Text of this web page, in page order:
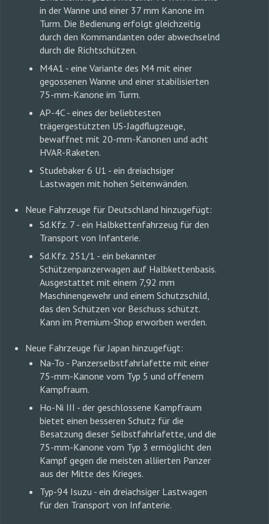
in der Wanne und einer 37 mm Kanone im
Turm. Die Bedienung erfolgt gleichzeitig
durch den Kommandanten oder abwechselnd
durch die Richtschützen.
M4A1 - eine Variante des M4 mit einer
gegossenen Wanne und einer stabilisierten
75-mm-Kanone im Turm.
AP-4C - eines der beliebtesten
trägergestützten US-Jagdflugzeuge,
bewaffnet mit 20-mm-Kanonen und acht
HVAR-Raketen.
Studebaker 6 U1 - ein dreiachsiger
Lastwagen mit hohen Seitenwänden.
Neue Fahrzeuge für Deutschland hinzugefügt:
Sd.Kfz. 7 - ein Halbkettenfahrzeug für den
Transport von Infanterie.
Sd.Kfz. 251/1 - ein bekannter
Schützenpanzerwagen auf Halbkettenbasis.
Ausgestattet mit einem 7,92 mm
Maschinengewehr und einem Schutzschild,
das den Schützen vor Beschuss schützt.
Kann im Premium-Shop erworben werden.
Neue Fahrzeuge für Japan hinzugefügt:
Na-To - Panzerselbstfahrlafette mit einer
75-mm-Kanone vom Typ 5 und offenem
Kampfraum.
Ho-Ni III - der geschlossene Kampfraum
bietet einen besseren Schutz für die
Besatzung dieser Selbstfahrlafette, und die
75-mm-Kanone vom Typ 3 ermöglicht den
Kampf gegen die meisten alliierten Panzer
aus der Mitte des Krieges.
Typ-94 Isuzu - ein dreiachsiger Lastwagen
für den Transport von Infanterie.